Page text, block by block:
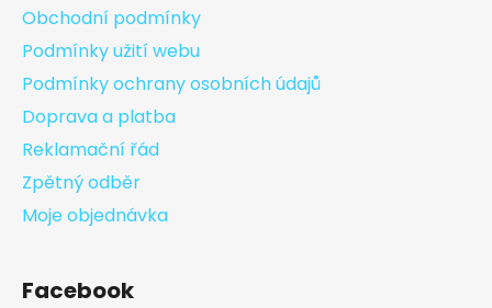
Obchodní podmínky
Podmínky užití webu
Podmínky ochrany osobních údajů
Doprava a platba
Reklamační řád
Zpětný odběr
Moje objednávka
Facebook